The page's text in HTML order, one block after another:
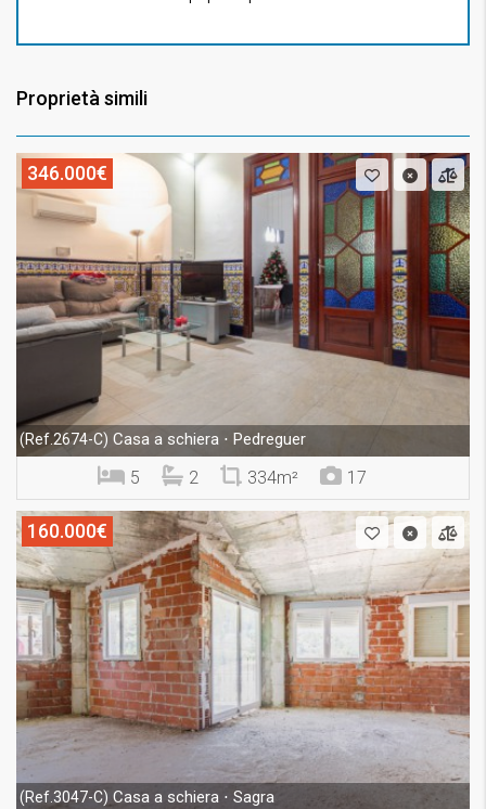
Proprietà simili
346.000€
(Ref.2674-C) Casa a schiera ⋅ Pedreguer
5 2 334m² 17
160.000€
(Ref.3047-C) Casa a schiera ⋅ Sagra